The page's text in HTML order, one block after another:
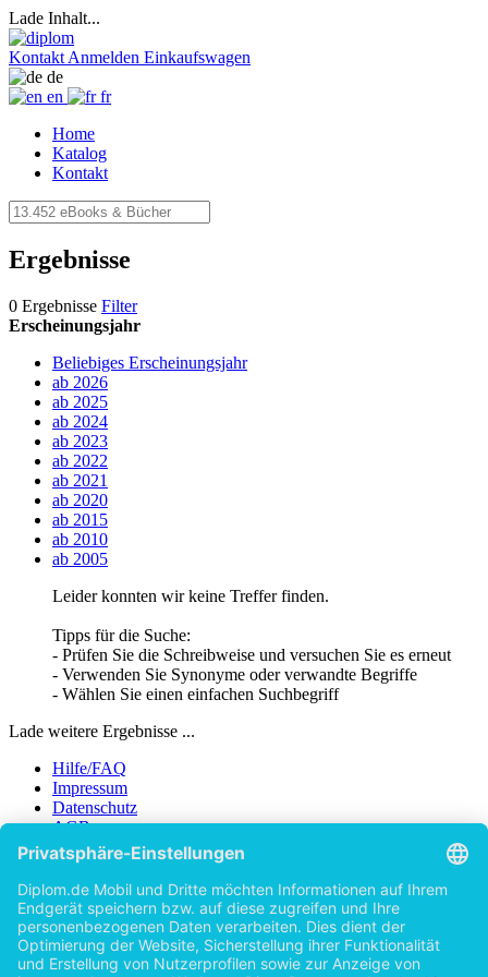
Lade Inhalt...
Kontakt Anmelden Einkaufswagen
de
en
fr
Home
Katalog
Kontakt
Ergebnisse
0 Ergebnisse Filter
Erscheinungsjahr
Beliebiges Erscheinungsjahr
ab 2026
ab 2025
ab 2024
ab 2023
ab 2022
ab 2021
ab 2020
ab 2015
ab 2010
ab 2005
Leider konnten wir keine Treffer finden.
Tipps für die Suche:
- Prüfen Sie die Schreibweise und versuchen Sie es erneut
- Verwenden Sie Synonyme oder verwandte Begriffe
- Wählen Sie einen einfachen Suchbegriff
Lade weitere Ergebnisse ...
Hilfe/FAQ
Impressum
Datenschutz
AGB
Vertrag widerrufen
Zur Desktop-Version
Copyright ©Imprint in der Bedey & Thoms Media GmbH
byOpen Publishing
Zurück
Erscheinungsjahr